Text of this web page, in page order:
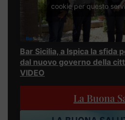
cookie per questo
Bar Sicilia, a Ispica la sfida
dal nuovo governo della
VIDEO
La Buona